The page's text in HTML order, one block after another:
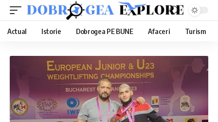
Actual Istorie Dobrogea PE BUNE Afaceri Turism